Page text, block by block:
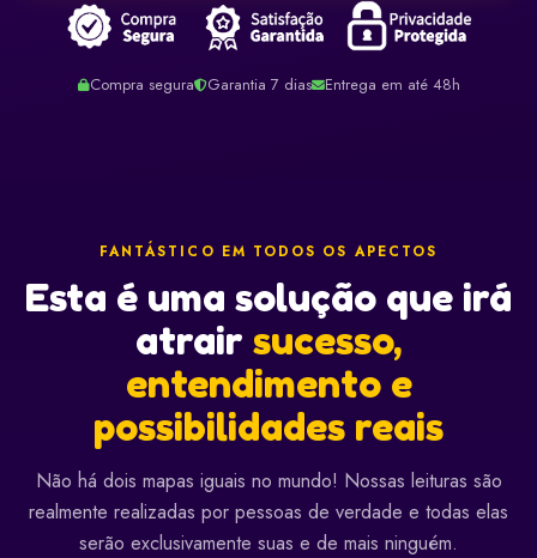
Compra segura Garantia 7 dias Entrega em até 48h
FANTÁSTICO EM TODOS OS APECTOS
Esta é uma solução que irá
atrair sucesso,
entendimento e
possibilidades reais
Não há dois mapas iguais no mundo! Nossas leituras são
realmente realizadas por pessoas de verdade e todas elas
serão exclusivamente suas e de mais ninguém.